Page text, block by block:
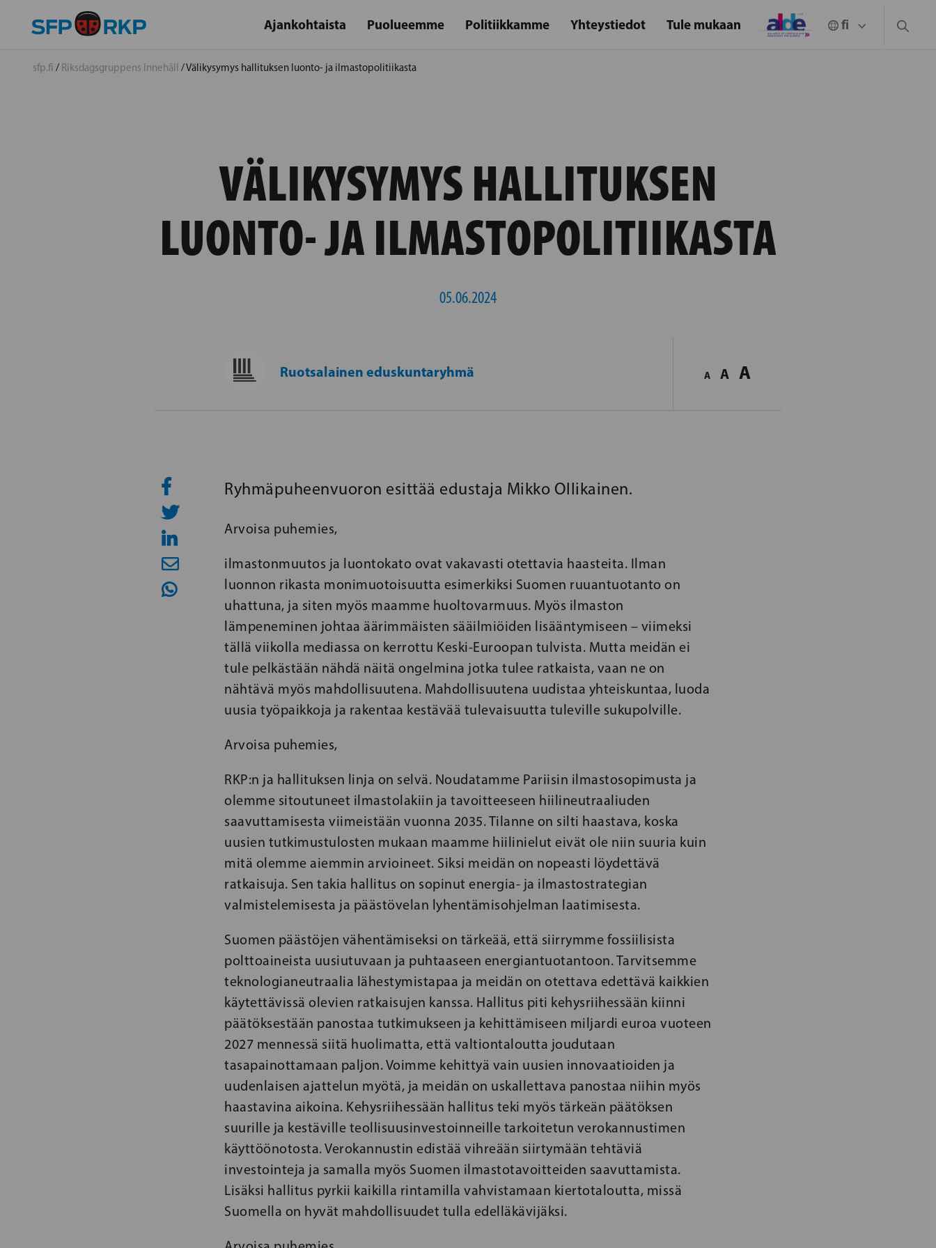
Ajankohtaista Puolueemme Politiikkamme Yhteystiedot Tule mukaan
sfp.fi / Riksdagsgruppens Innehåll /Välikysymys hallituksen luonto- ja ilmastopolitiikasta
VÄLIKYSYMYS HALLITUKSEN
LUONTO- JA ILMASTOPOLITIIKASTA
05.06.2024
Ruotsalainen eduskuntaryhmä A A A
Ryhmäpuheenvuoron esittää edustaja Mikko Ollikainen.
Arvoisa puhemies,
ilmastonmuutos ja luontokato ovat vakavasti otettavia haasteita. Ilman
luonnon rikasta monimuotoisuutta esimerkiksi Suomen ruuantuotanto on
uhattuna, ja siten myös maamme huoltovarmuus. Myös ilmaston
lämpeneminen johtaa äärimmäisten sääilmiöiden lisääntymiseen – viimeksi
tällä viikolla mediassa on kerrottu Keski-Euroopan tulvista. Mutta meidän ei
tule pelkästään nähdä näitä ongelmina jotka tulee ratkaista, vaan ne on
nähtävä myös mahdollisuutena. Mahdollisuutena uudistaa yhteiskuntaa, luoda
uusia työpaikkoja ja rakentaa kestävää tulevaisuutta tuleville sukupolville.
Arvoisa puhemies,
RKP:n ja hallituksen linja on selvä. Noudatamme Pariisin ilmastosopimusta ja
olemme sitoutuneet ilmastolakiin ja tavoitteeseen hiilineutraaliuden
saavuttamisesta viimeistään vuonna 2035. Tilanne on silti haastava, koska
uusien tutkimustulosten mukaan maamme hiilinielut eivät ole niin suuria kuin
mitä olemme aiemmin arvioineet. Siksi meidän on nopeasti löydettävä
ratkaisuja. Sen takia hallitus on sopinut energia- ja ilmastostrategian
valmistelemisesta ja päästövelan lyhentämisohjelman laatimisesta.
Suomen päästöjen vähentämiseksi on tärkeää, että siirrymme fossiilisista
polttoaineista uusiutuvaan ja puhtaaseen energiantuotantoon. Tarvitsemme
teknologianeutraalia lähestymistapaa ja meidän on otettava edettävä kaikkien
käytettävissä olevien ratkaisujen kanssa. Hallitus piti kehysriihessään kiinni
päätöksestään panostaa tutkimukseen ja kehittämiseen miljardi euroa vuoteen
2027 mennessä siitä huolimatta, että valtiontaloutta joudutaan
tasapainottamaan paljon. Voimme kehittyä vain uusien innovaatioiden ja
uudenlaisen ajattelun myötä, ja meidän on uskallettava panostaa niihin myös
haastavina aikoina. Kehysriihessään hallitus teki myös tärkeän päätöksen
suurille ja kestäville teollisuusinvestoinneille tarkoitetun verokannustimen
käyttöönotosta. Verokannustin edistää vihreään siirtymään tehtäviä
investointeja ja samalla myös Suomen ilmastotavoitteiden saavuttamista.
Lisäksi hallitus pyrkii kaikilla rintamilla vahvistamaan kiertotaloutta, missä
Suomella on hyvät mahdollisuudet tulla edelläkävijäksi.